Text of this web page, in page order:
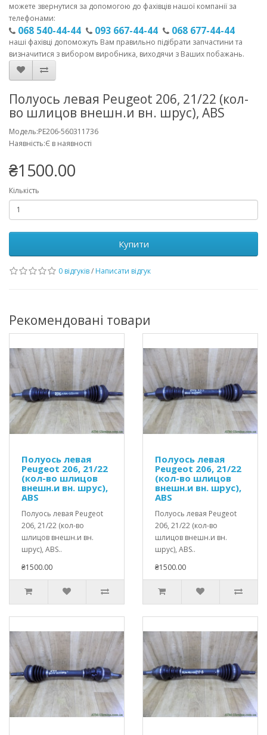
можете звернутися за допомогою до фахівців нашої компанії за
телефонами:
068 540-44-44 093 667-44-44 068 677-44-44
наші фахівці допоможуть Вам правильно підібрати запчастини та
визначитися з вибором виробника, виходячи з Ваших побажань.
Полуось левая Peugeot 206, 21/22 (кол-
во шлицов внешн.и вн. шрус), ABS
Модель:PE206-560311736
Наявність:Є в наявності
₴1500.00
Кількість
Купити
0 відгуків/ Написати відгук
Рекомендовані товари
Полуось левая
Peugeot 206, 21/22
(кол-во шлицов
внешн.и вн. шрус),
ABS
Полуось левая Peugeot
206, 21/22 (кол-во
шлицов внешн.и вн.
шрус), ABS..
₴1500.00
Полуось левая
Peugeot 206, 21/22
(кол-во шлицов
внешн.и вн. шрус),
ABS
Полуось левая Peugeot
206, 21/22 (кол-во
шлицов внешн.и вн.
шрус), ABS..
₴1500.00